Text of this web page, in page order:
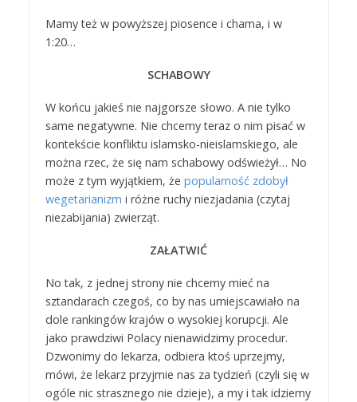
Mamy też w powyższej piosence i chama, i w
1:20…
SCHABOWY
W końcu jakieś nie najgorsze słowo. A nie tylko
same negatywne. Nie chcemy teraz o nim pisać w
kontekście konfliktu islamsko-nieislamskiego, ale
można rzec, że się nam schabowy odświeżył… No
może z tym wyjątkiem, że popularność zdobył
wegetarianizm i różne ruchy niezjadania (czytaj
niezabijania) zwierząt.
ZAŁATWIĆ
No tak, z jednej strony nie chcemy mieć na
sztandarach czegoś, co by nas umiejscawiało na
dole rankingów krajów o wysokiej korupcji. Ale
jako prawdziwi Polacy nienawidzimy procedur.
Dzwonimy do lekarza, odbiera ktoś uprzejmy,
mówi, że lekarz przyjmie nas za tydzień (czyli się w
ogóle nic strasznego nie dzieje), a my i tak idziemy